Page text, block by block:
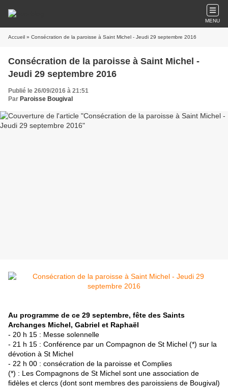
MENU
Accueil » Consécration de la paroisse à Saint Michel - Jeudi 29 septembre 2016
Consécration de la paroisse à Saint Michel -
Jeudi 29 septembre 2016
Publié le 26/09/2016 à 21:51
Par Paroisse Bougival
Au programme de ce 29 septembre, fête des Saints
Archanges Michel, Gabriel et Raphaël
- 20 h 15 : Messe solennelle
- 21 h 15 : Conférence par un Compagnon de St Michel (*) sur la
dévotion à St Michel
- 22 h 00 : consécration de la paroisse et Complies
(*) : Les Compagnons de St Michel sont une association de
fidèles et clercs (dont sont membres des paroissiens de Bougival)